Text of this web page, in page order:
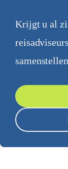
Krijgt u al